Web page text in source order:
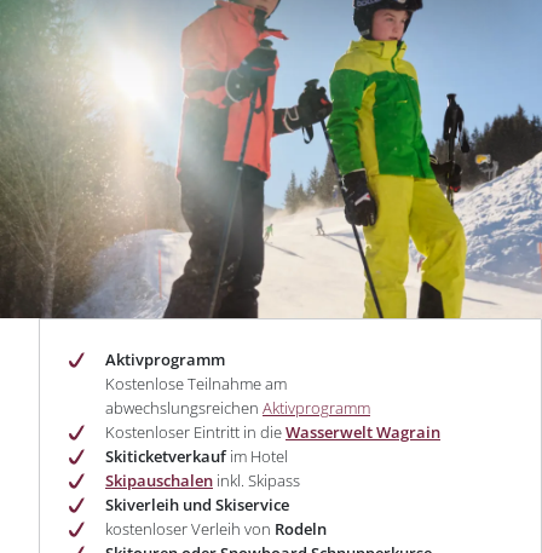
Aktivprogramm
Kostenlose Teilnahme am
abwechslungsreichen Aktivprogramm
Kostenloser Eintritt in dieWasserwelt Wagrain
Skiticketverkaufim Hotel
Skipauschalen inkl. Skipass
Skiverleih und Skiservice
kostenloser Verleih von Rodeln